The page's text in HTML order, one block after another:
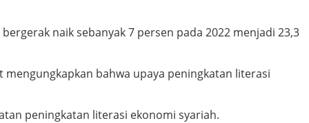
naik sebanyak 7 persen pada 2022 menjadi 23,3
mengungkapkan bahwa upaya peningkatan literasi
peningkatan literasi ekonomi syariah.